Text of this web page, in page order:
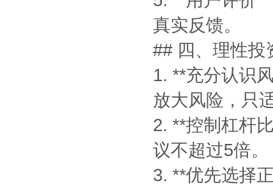
真实反馈。
## 四、理性投
1. **充分认识
放大风险，只
2. **控制杠杆
议不超过5倍。
3. **优先选择